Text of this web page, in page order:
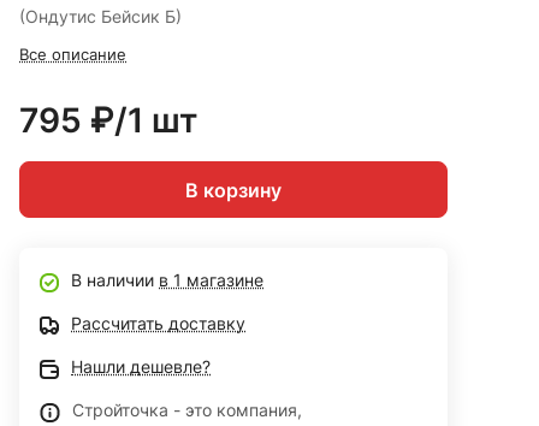
(Ондутис Бейсик Б)
Все описание
795 ₽/1 шт
В корзину
В наличии в 1 магазине
Рассчитать доставку
Нашли дешевле?
Стройточка - это компания,